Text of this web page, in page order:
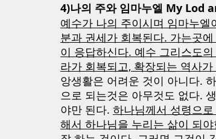
4)나의 주와 임마누엘 My Lod
예수가 나의 주이시며 임마누
분과 권세가 회복된다. 가는곳
이 응답하신다. 예수 그리스도
라가 회복되고, 확장되는 역사
앙생활은 어려운 것이 아니다.
으로 되는것은 아무것도 없다.
야만 된다. 하나님께서 성령으
해서 하나님을 누리는 삶이 되